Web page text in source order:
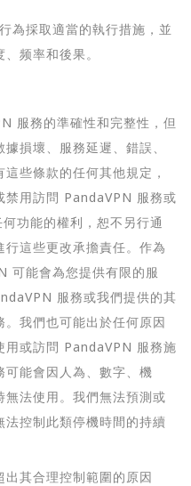
為採取適當的執行措施，並
频率和後果。
服務的準確性和完整性，但
損壞、服務延遲、錯誤、
些條款的任何其他規定，
禁用訪問 PandaVPN 服務或
功能的權利，恕不另行通
這些更改承擔責任。作為
可能會為您提供有限的服
服務或我們提供的其
我們也可能出於任何原因
用或訪問 PandaVPN 服務施
能會因人為、數字、機
法使用。我們無法預測或
控制此類停機時間的持續
其合理控制範圍的原因